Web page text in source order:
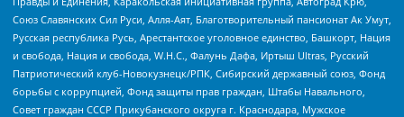
Союз Славянских Сил Руси, Алля-Аят, Благотворительный пансионат Ак Умут,
Русская республика Русь, Арестантское уголовное единство, Башкорт, Нация
и свобода, Нация и свобода, W.H.С., Фалунь Дафа, Иртыш Ultras, Русский
Патриотический клуб-Новокузнецк/РПК, Сибирский державный союз, Фонд
борьбы с коррупцией, Фонд защиты прав граждан, Штабы Навального,
Совет граждан СССР Прикубанского округа г. Краснодара, Мужское